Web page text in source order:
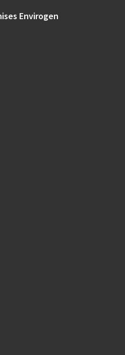
Envirogen